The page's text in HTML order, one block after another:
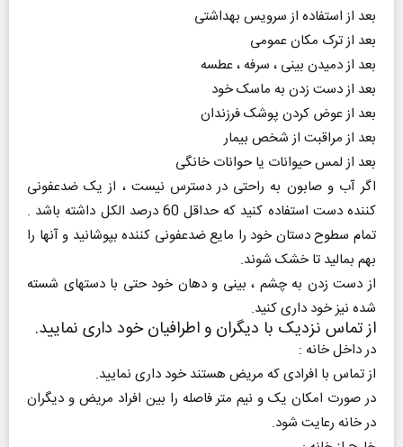
بعد از استفاده از سرویس بهداشتی
بعد از ترک مکان عمومی
بعد از دمیدن بینی ، سرفه ، عطسه
بعد از دست زدن به ماسک خود
بعد از عوض کردن پوشک فرزندان
بعد از مراقبت از شخص بیمار
بعد از لمس حیوانات یا حوانات خانگی
اگر آب و صابون به راحتی در دسترس نیست ، از یک ضدعفونی
کننده دست استفاده کنید که حداقل 60 درصد الکل داشته باشد .
تمام سطوح دستان خود را مایع ضدعفونی کننده بپوشانید و آنها را
بهم بمالید تا خشک شوند.
از دست زدن به چشم ، بینی و دهان خود حتی با دستهای شسته
شده نیز خود داری کنید.
از تماس نزدیک با دیگران و اطرافیان خود داری نمایید.
در داخل خانه :
از تماس با افرادی که مریض هستند خود داری نمایید.
در صورت امکان یک و نیم متر فاصله را بین افراد مریض و دیگران
در خانه رعایت شود.